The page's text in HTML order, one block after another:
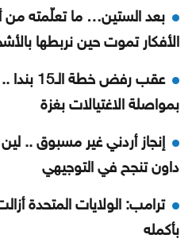
بعد الستين… ما تعلّمته من
الأفكار تموت حين نربطها
عقب رفض
بمواصلة الاغتيالات بغزة
إنجاز أردني غير مسبوق ..
داون تنجح في التوجيهي
ترامب: الولايات المتحدة
بأكمله